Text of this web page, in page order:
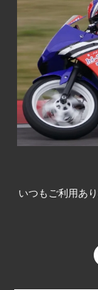
いつもご利用あ